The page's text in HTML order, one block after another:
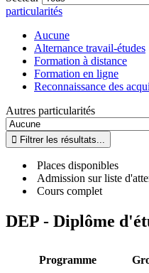
particularités
Aucune
Alternance travail-études
Formation à distance
Formation en ligne
Reconnaissance des
Autres particularités
Places disponibles
Admission sur liste
Cours complet
DEP - Diplôme
Programme